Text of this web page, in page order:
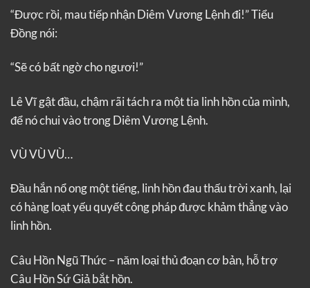
“Được rồi, mau tiếp nhận Diêm Vương Lệnh đi!” Tiểu
Đồng nói:
“Sẽ có bất ngờ cho ngươi!”
Lê Vĩ gật đầu, chậm rãi tách ra một tia linh hồn của mình,
để nó chui vào trong Diêm Vương Lệnh.
VÙ VÙ VÙ…
Đầu hắn nổ ong một tiếng, linh hồn đau thấu trời xanh, lại
có hàng loạt yếu quyết công pháp được khảm thẳng vào
linh hồn.
Câu Hồn Ngũ Thức – năm loại thủ đoạn cơ bản, hỗ trợ
Câu Hồn Sứ Giả bắt hồn.